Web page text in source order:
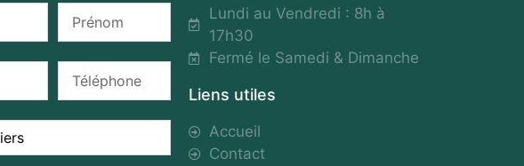
Lundi au Vendredi : 8h à
17h30
Fermé le Samedi & Dimanche
Liens utiles
Accueil
Contact